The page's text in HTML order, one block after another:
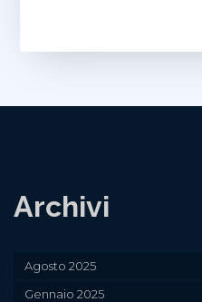
Archivi
Agosto 2025
Gennaio 2025